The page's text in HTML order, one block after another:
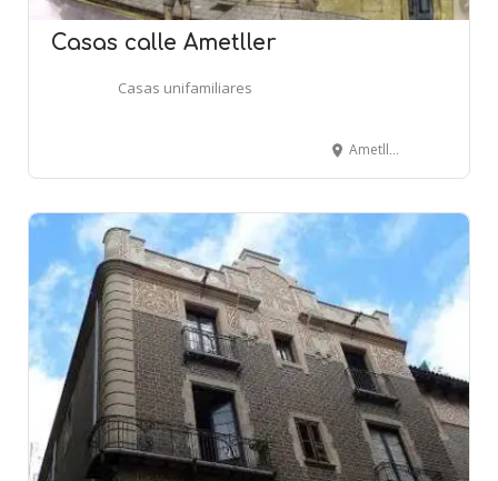
Casas calle Ametller
Casas unifamiliares
Ametller, 29-31-33 - CORNELLÀ DE LLOBREGAT